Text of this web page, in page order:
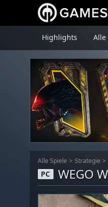
Highlights Alle
Alle Spiele Strategie
PC WEGO